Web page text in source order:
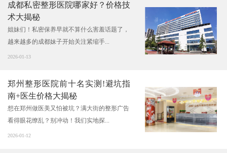
成都私密整形医院哪家好？价格技
术大揭秘
姐妹们！私密保养早就不算什么害羞话题了，
越来越多的成都妹子开始关注紧缩手...
2026-01-13
郑州整形医院前十名实测!避坑指
南+医生价格大揭秘
想在郑州做医美又怕被坑？满大街的整形广告
看得眼花缭乱？别冲动！我们实地探...
2026-01-12